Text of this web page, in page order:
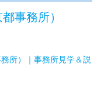
事務所）
所）｜事務所見学＆説